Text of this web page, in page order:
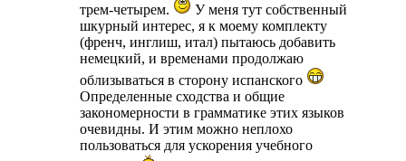
трем-четырем.
У меня тут собственный
шкурный интерес, я к моему комплекту
(френч, инглиш, итал) пытаюсь добавить
немецкий, и временами продолжаю
облизываться в сторону испанского
Определенные сходства и общие
закономерности в грамматике этих языков
очевидны. И этим можно неплохо
пользоваться для ускорения учебного